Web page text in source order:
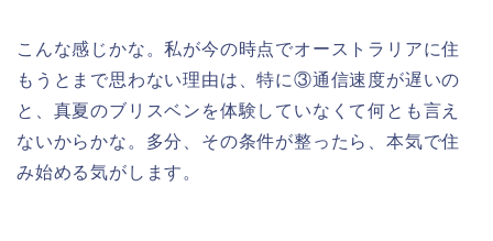
こんな感じかな。私が今の時点でオーストラリアに住
もうとまで思わない理由は、特に③通信速度が遅いの
と、真夏のブリスベンを体験していなくて何とも言え
ないからかな。多分、その条件が整ったら、本気で住
み始める気がします。